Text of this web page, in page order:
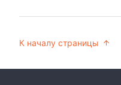
К началу страницы